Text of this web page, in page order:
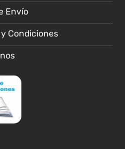
la
de
producto
Envío
Condiciones